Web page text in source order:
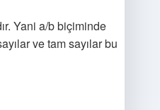
Yani a/b biçiminde
ve tam sayılar bu